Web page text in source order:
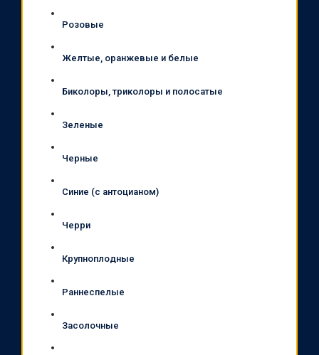
Розовые
Желтые, оранжевые и белые
Биколоры, триколоры и полосатые
Зеленые
Черные
Синие (с антоцианом)
Черри
Крупноплодные
Раннеспелые
Засолочные